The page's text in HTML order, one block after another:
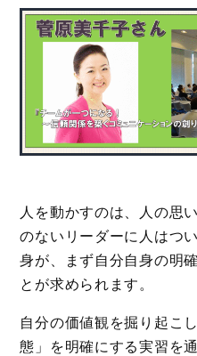
人を動かすのは、人の思
のないリーダーに人はつ
身が、まず自分自身の明
とが求められます。
自分の価値観を掘り起こ
態」を明確にする実習を